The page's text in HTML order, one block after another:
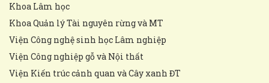
Khoa Lâm học
Khoa Quản lý Tài nguyên rừng và MT
Viện Công nghệ sinh học Lâm nghiệp
Viện Công nghiệp gỗ và Nội thất
Viện Kiến trúc cảnh quan và Cây xanh ĐT